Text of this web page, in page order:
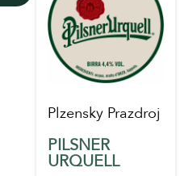
Plzensky Prazdroj
PILSNER
URQUELL